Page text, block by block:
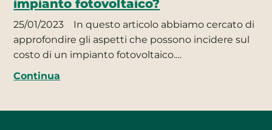
impianto fotovoltaico?
25/01/2023
In questo articolo abbiamo cercato di
approfondire gli aspetti che possono incidere sul
costo di un impianto fotovoltaico.…
Continua